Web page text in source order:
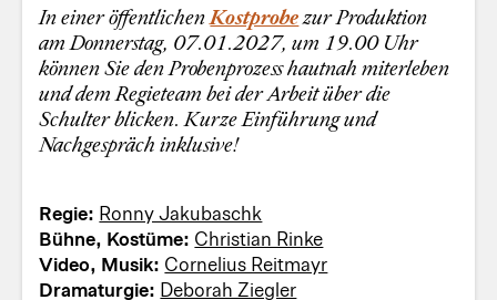
In einer öffentlichenKostprobezur Produktion
am Donnerstag, 07.01.2027, um 19.00 Uhr
können Sie den Probenprozess hautnah miterleben
und dem Regieteam bei der Arbeit über die
Schulter blicken. Kurze Einführung und
Nachgespräch inklusive!
Regie: Ronny Jakubaschk
Bühne, Kostüme: Christian Rinke
Video, Musik: Cornelius Reitmayr
Dramaturgie: Deborah Ziegler